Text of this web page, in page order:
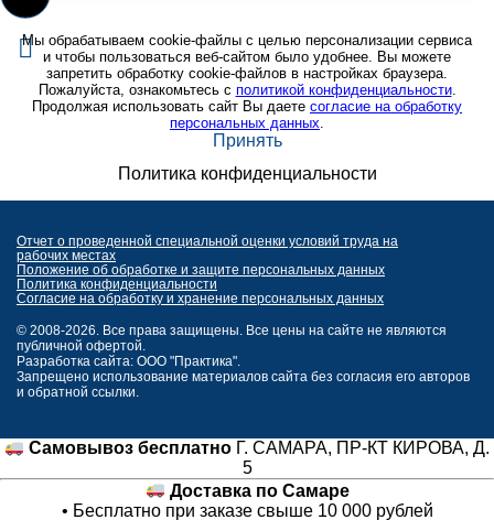
Мы обрабатываем cookie-файлы с целью персонализации сервиса
и чтобы пользоваться веб-сайтом было удобнее. Вы можете
запретить обработку cookie-файлов в настройках браузера.
Пожалуйста, ознакомьтесь с политикой конфиденциальности.
Продолжая использовать сайт Вы даете согласие на обработку
персональных данных.
Принять
Политика конфиденциальности
Отчет о проведенной специальной оценки условий труда на
рабочих местах
Положение об обработке и защите персональных данных
Политика конфиденциальности
Согласие на обработку и хранение персональных данных
© 2008-2026. Все права защищены. Все цены на сайте не являются
публичной офертой.
Разработка сайта: ООО "Практика".
Запрещено использование материалов сайта без согласия его авторов
и обратной ссылки.
Самовывоз бесплатно Г. САМАРА, ПР-КТ КИРОВА, Д.
5
Доставка по Самаре
• Бесплатно при заказе свыше 10 000 рублей